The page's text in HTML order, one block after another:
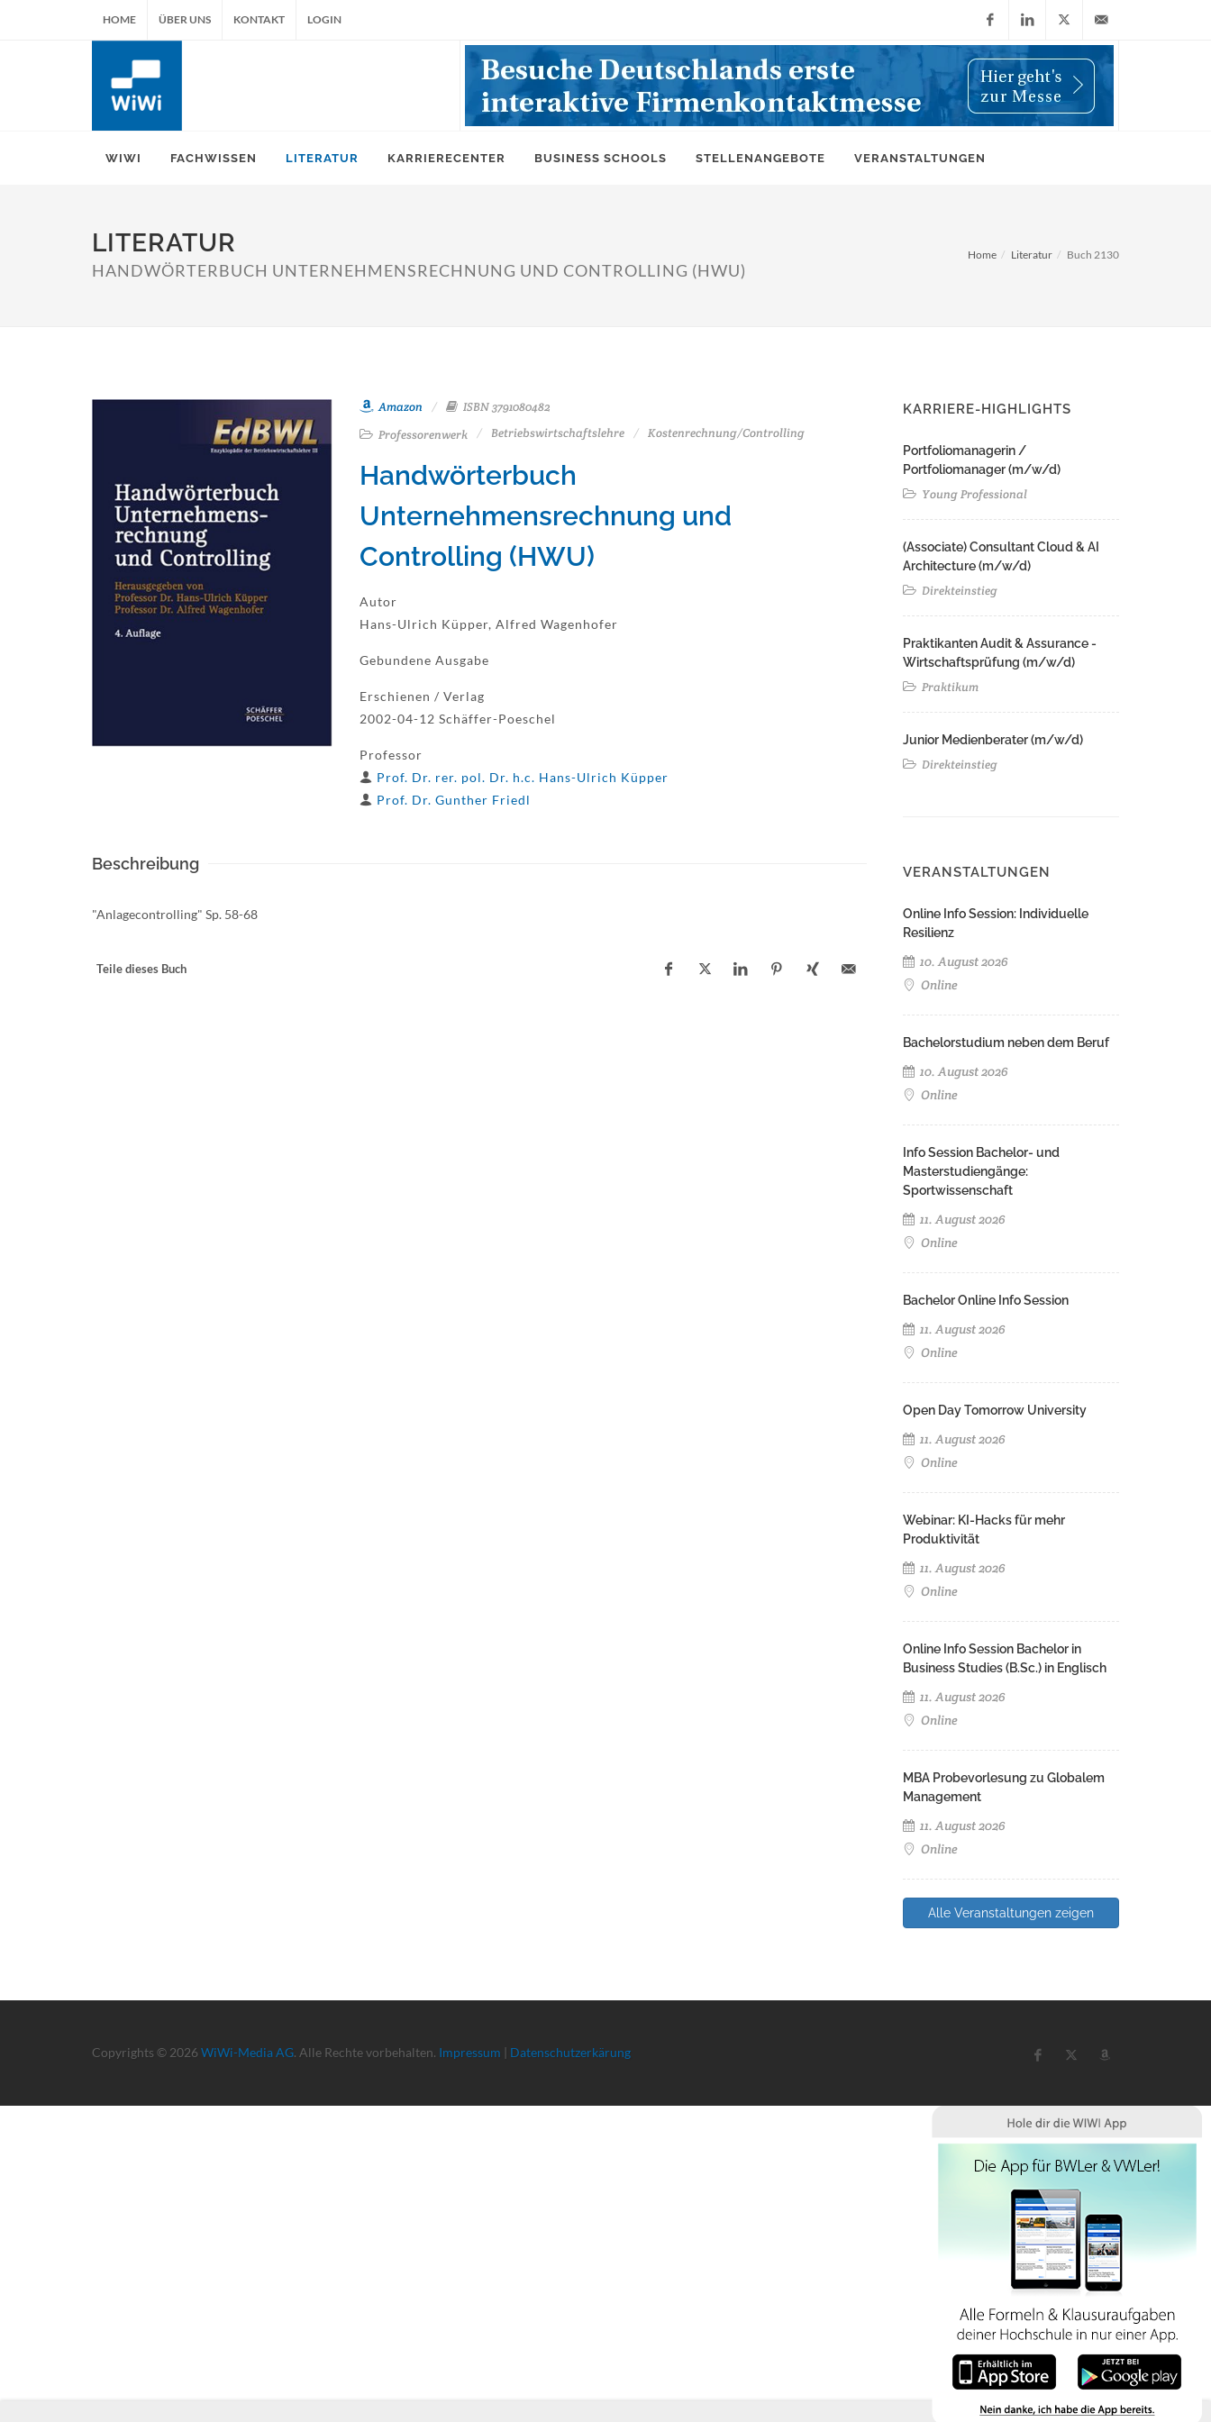
HOME ÜBER UNS KONTAKT LOGIN
FacebookLinkedIn
X
(Twitter)
info@wiwi-
WIWI FACHWISSEN LITERATUR KARRIERECENTER BUSINESS SCHOOLS STELLENANGEBOTE VERANSTALTUNGEN
LITERATUR
HANDWÖRTERBUCH UNTERNEHMENSRECHNUNG UND CONTROLLING (HWU)
Home Literatur Buch 2130
Amazon
ISBN 3791080482
Professorenwerk
Betriebswirtschaftslehre Kostenrechnung/Controlling
Handwörterbuch
Unternehmensrechnung und
Controlling (HWU)
Autor
Hans-Ulrich Küpper, Alfred Wagenhofer
Gebundene Ausgabe
Erschienen / Verlag
2002-04-12 Schäffer-Poeschel
Professor
Prof. Dr. rer. pol. Dr. h.c. Hans-Ulrich Küpper
Prof. Dr. Gunther Friedl
Beschreibung
"Anlagecontrolling" Sp. 58-68
Teile dieses Buch
KARRIERE-HIGHLIGHTS
Portfoliomanagerin /
Portfoliomanager (m/w/d)
Young Professional
(Associate) Consultant Cloud & AI
Architecture (m/w/d)​ ​
Direkteinstieg
Praktikanten Audit & Assurance -
Wirtschaftsprüfung (m/w/d)
Praktikum
Junior Medienberater (m/w/d)
Direkteinstieg
VERANSTALTUNGEN
Online Info Session: Individuelle
Resilienz
10. August 2026
Online
Bachelorstudium neben dem Beruf
10. August 2026
Online
Info Session Bachelor- und
Masterstudiengänge:
Sportwissenschaft
11. August 2026
Online
Bachelor Online Info Session
11. August 2026
Online
Open Day Tomorrow University
11. August 2026
Online
Webinar: KI-Hacks für mehr
Produktivität
11. August 2026
Online
Online Info Session Bachelor in
Business Studies (B.Sc.) in Englisch
11. August 2026
Online
MBA Probevorlesung zu Globalem
Management
11. August 2026
Online
Alle Veranstaltungen zeigen
Copyrights © 2026 WiWi-Media AG. Alle Rechte vorbehalten. Impressum | Datenschutzerkärung